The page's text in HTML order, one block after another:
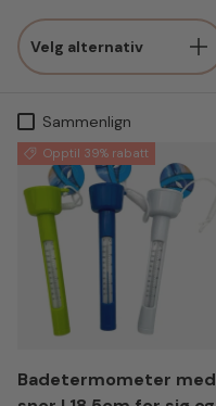
Velg alternativ
Sammenlign
Opptil 39% rabatt
Badetermometer med